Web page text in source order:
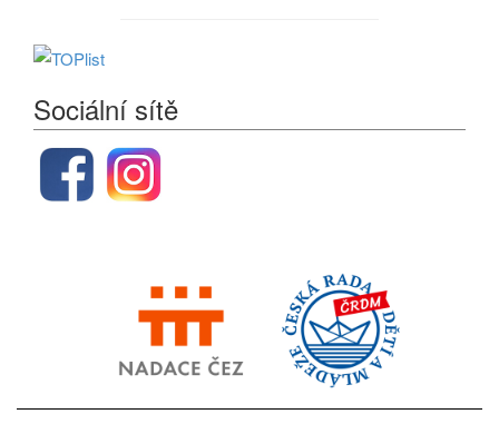
Sociální sítě